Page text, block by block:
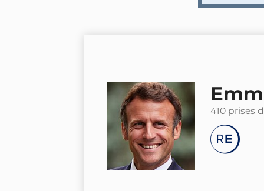
410 prises